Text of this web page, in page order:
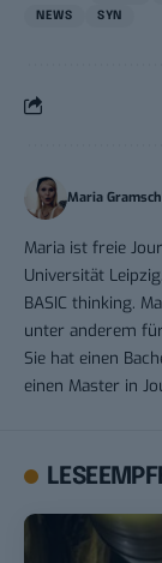
NEWS SYN
Maria Gramsch
Maria ist freie
Universität
BASIC thinking.
unter anderem
Sie hat einen
einen Master in